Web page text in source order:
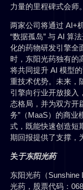
力量的里程碑式会师。
两家公司将通过 AI+
“数据孤岛” 与 AI 算
化的药物研发引擎全
时，东阳光药独有的
将共同提升 AI 模型
重技术优势。未来，
引擎向行业开放接入
态格局，并为双方开
务”（MaaS）的商业
式，既能快速创造短
期回报提供了支撑，
关于东阳光药
东阳光药（Sunshine
光药，股票代码：